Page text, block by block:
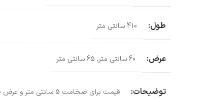
طول: 410 سانتی متر
عرض: 60 سانتی متر , 65 سانتی متر
توضیحات: قیمت برای ضخامت 5 سانتی متر و عرض 60 سانتی متر می باشد